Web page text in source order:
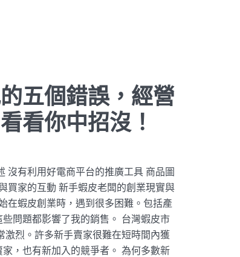
五個錯誤，經營
看你中招沒！
沒有利用好電商平台的推廣工具 商品圖
買家的互動 新手蝦皮老闆的創業現實與
在蝦皮創業時，遇到很多困難。包括產
問題都影響了我的銷售。 台灣蝦皮市
烈。許多新手賣家很難在短時間內獲
，也有新加入的競爭者。 為何多數新